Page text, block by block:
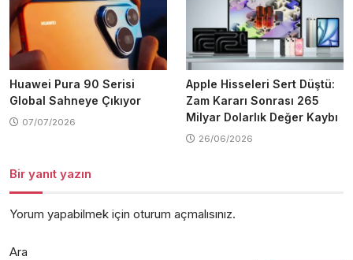
Huawei Pura 90 Serisi
Global Sahneye Çıkıyor
07/07/2026
Apple Hisseleri Sert Düştü:
Zam Kararı Sonrası 265
Milyar Dolarlık Değer Kaybı
26/06/2026
Bir yanıt yazın
Yorum yapabilmek için oturum açmalısınız.
Ara